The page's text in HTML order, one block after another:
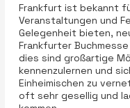
Frankfurt ist bekannt
Veranstaltungen und
Gelegenheit bieten,
Frankfurter
dies sind großartige
kennenzulernen und
Einheimischen zu
oft sehr gesellig und